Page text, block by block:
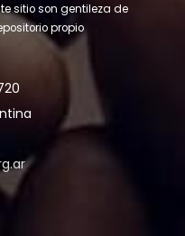
sitio son gentileza de
propio